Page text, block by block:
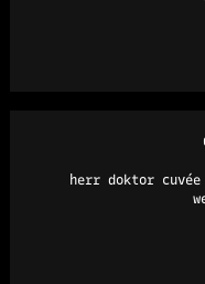
herr doktor